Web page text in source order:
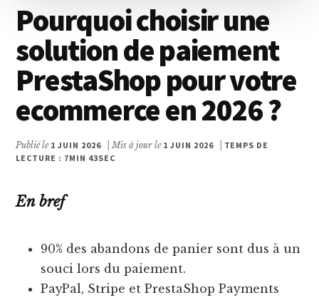
marketing
Pourquoi choisir une
solution de paiement
PrestaShop pour votre
ecommerce en 2026 ?
Publié le 1 JUIN 2026 | Mis à jour le 1 JUIN 2026
TEMPS DE
LECTURE : 7MIN 43SEC
En bref
90% des abandons de panier sont dus à un
souci lors du paiement.
PayPal, Stripe et PrestaShop Payments